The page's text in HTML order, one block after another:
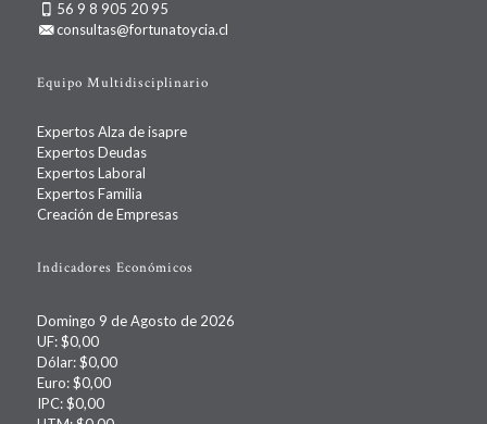
56 9 8 905 20 95
consultas@fortunatoycia.cl
Equipo Multidisciplinario
Expertos Alza de isapre
Expertos Deudas
Expertos Laboral
Expertos Familia
Creación de Empresas
Indicadores Económicos
Domingo 9 de Agosto de 2026
UF:$0,00
Dólar:$0,00
Euro:$0,00
IPC:$0,00